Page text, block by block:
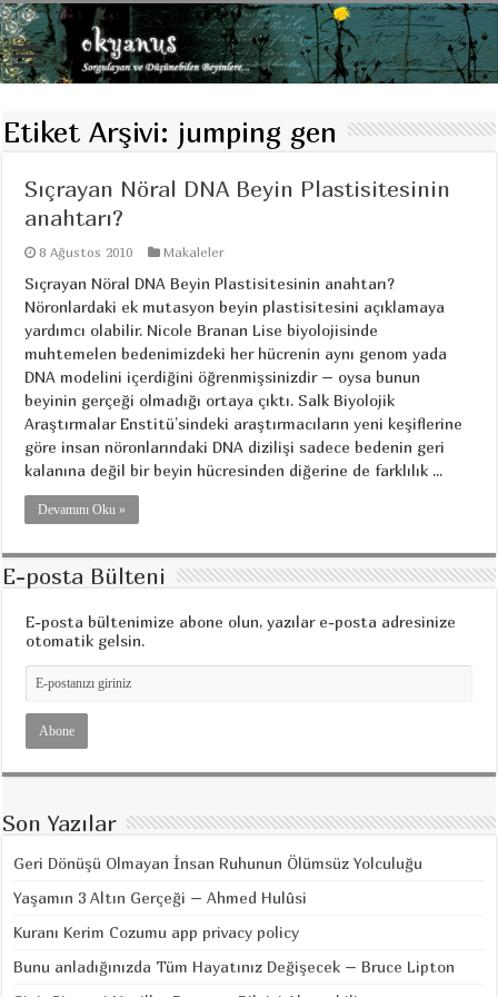
Etiket Arşivi: jumping gen
Sıçrayan Nöral DNA Beyin Plastisitesinin
anahtarı?
8 Ağustos 2010 Makaleler
Sıçrayan Nöral DNA Beyin Plastisitesinin anahtarı?
Nöronlardaki ek mutasyon beyin plastisitesini açıklamaya
yardımcı olabilir. Nicole Branan Lise biyolojisinde
muhtemelen bedenimizdeki her hücrenin aynı genom yada
DNA modelini içerdiğini öğrenmişsinizdir – oysa bunun
beyinin gerçeği olmadığı ortaya çıktı. Salk Biyolojik
Araştırmalar Enstitü’sindeki araştırmacıların yeni keşiflerine
göre insan nöronlarındaki DNA dizilişi sadece bedenin geri
kalanına değil bir beyin hücresinden diğerine de farklılık ...
Devamını Oku »
E-posta Bülteni
E-posta bültenimize abone olun, yazılar e-posta adresinize
otomatik gelsin.
Son Yazılar
Geri Dönüşü Olmayan İnsan Ruhunun Ölümsüz Yolculuğu
Yaşamın 3 Altın Gerçeği – Ahmed Hulûsi
Kuranı Kerim Cozumu app privacy policy
Bunu anladığınızda Tüm Hayatınız Değişecek – Bruce Lipton